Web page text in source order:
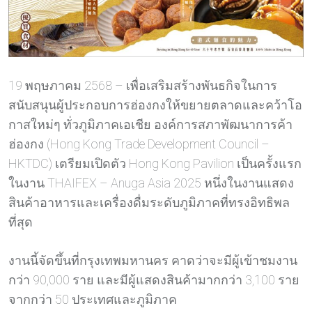
19 พฤษภาคม 2568 – เพื่อเสริมสร้างพันธกิจในการ
สนับสนุนผู้ประกอบการฮ่องกงให้ขยายตลาดและคว้าโอ
กาสใหม่ๆ ทั่วภูมิภาคเอเชีย องค์การสภาพัฒนาการค้า
ฮ่องกง (Hong Kong Trade Development Council –
HKTDC) เตรียมเปิดตัว Hong Kong Pavilion เป็นครั้งแรก
ในงาน THAIFEX – Anuga Asia 2025 หนึ่งในงานแสดง
สินค้าอาหารและเครื่องดื่มระดับภูมิภาคที่ทรงอิทธิพล
ที่สุด
งานนี้จัดขึ้นที่กรุงเทพมหานคร คาดว่าจะมีผู้เข้าชมงาน
กว่า 90,000 ราย และมีผู้แสดงสินค้ามากกว่า 3,100 ราย
จากกว่า 50 ประเทศและภูมิภาค